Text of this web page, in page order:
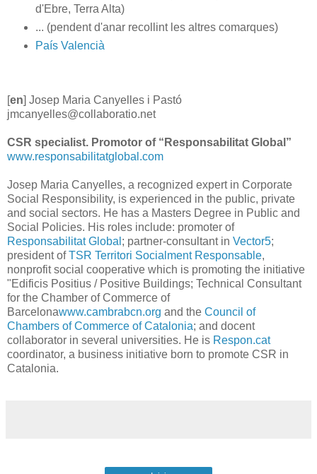
d'Ebre, Terra Alta)
... (pendent d'anar recollint les altres comarques)
País Valencià
[en] Josep Maria Canyelles i Pastó
jmcanyelles@collaboratio.net
CSR specialist. Promotor of “Responsabilitat Global”
www.responsabilitatglobal.com
Josep Maria Canyelles, a recognized expert in Corporate
Social Responsibility, is experienced in the public, private
and social sectors. He has a Masters Degree in Public and
Social Policies. His roles include: promoter of
Responsabilitat Global ; partner-consultant in Vector5;
president ofTSR Territori Socialment Responsable,
nonprofit social cooperative which is promoting the initiative
"Edificis Positius / Positive Buildings; Technical Consultant
for the Chamber of Commerce of
Barcelonawww.cambrabcn.org and the Council of
Chambers of Commerce of Catalonia; and docent
collaborator in several universities. He is Respon.cat
coordinator, a business initiative born to promote CSR in
Catalonia.